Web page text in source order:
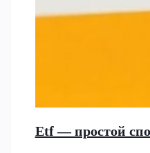
Etf — простой